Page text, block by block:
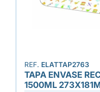
REF. ELATTAP2763
TAPA ENVASE
1500ML